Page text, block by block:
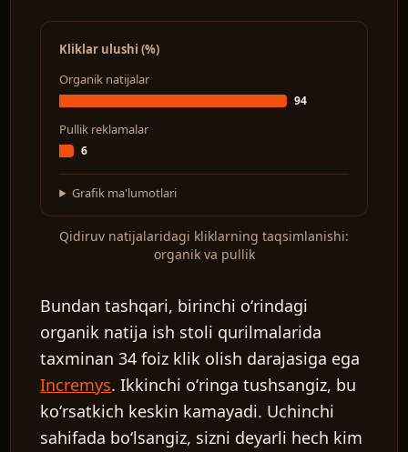
Kliklar ulushi (%)
Organik natijalar
94
Pullik reklamalar
6
Grafik ma'lumotlari
Qidiruv natijalaridagi kliklarning taqsimlanishi:
organik va pullik
Bundan tashqari, birinchi oʻrindagi
organik natija ish stoli qurilmalarida
taxminan 34 foiz klik olish darajasiga ega
Incremys. Ikkinchi oʻringa tushsangiz, bu
koʻrsatkich keskin kamayadi. Uchinchi
sahifada boʻlsangiz, sizni deyarli hech kim